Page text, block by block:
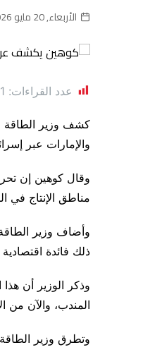
الأربعاء, 20 مايو 2026, 5:54
عدد القراءات: 1
كشف وزير الطاقة
والإمارات عبر
وقال كوهين إن
مناطق الإنتاج في
ذلك فائدة
وذكر الوزير أن
المندب، والآن من
وتطرق وزير الطاقة